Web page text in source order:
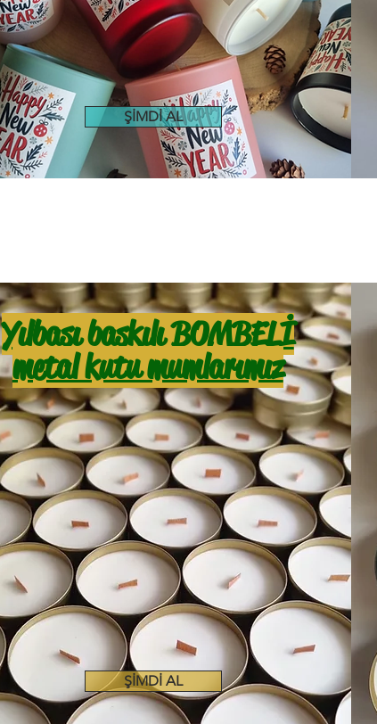
ŞİMDİ AL
Yılbaşı baskılı BOMBELİ
metal kutu mumlarımız
ŞİMDİ AL